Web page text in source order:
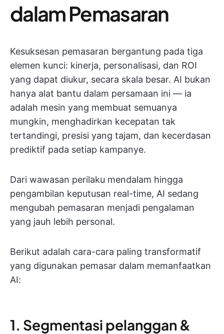
dalam Pemasaran
Kesuksesan pemasaran bergantung pada tiga
elemen kunci: kinerja, personalisasi, dan ROI
yang dapat diukur, secara skala besar. AI bukan
hanya alat bantu dalam persamaan ini — ia
adalah mesin yang membuat semuanya
mungkin, menghadirkan kecepatan tak
tertandingi, presisi yang tajam, dan kecerdasan
prediktif pada setiap kampanye.
Dari wawasan perilaku mendalam hingga
pengambilan keputusan real-time, AI sedang
mengubah pemasaran menjadi pengalaman
yang jauh lebih personal.
Berikut adalah cara-cara paling transformatif
yang digunakan pemasar dalam memanfaatkan
AI:
1. Segmentasi pelanggan &